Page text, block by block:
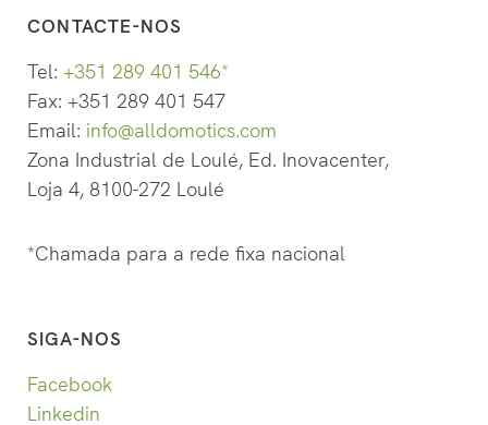
CONTACTE-NOS
Tel: +351 289 401 546*
Fax: +351 289 401 547
Email: info@alldomotics.com
Zona Industrial de Loulé, Ed. Inovacenter,
Loja 4, 8100-272 Loulé
*Chamada para a rede fixa nacional
SIGA-NOS
Facebook
Linkedin